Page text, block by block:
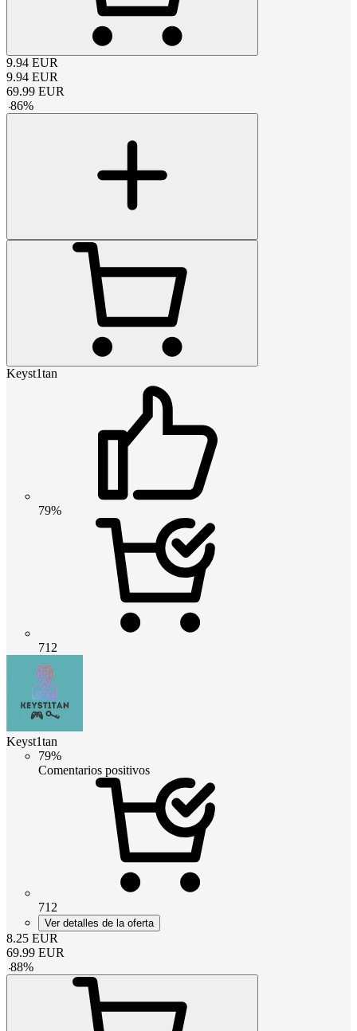
9.94 EUR
9.94 EUR
69.99 EUR
-86%
Keyst1tan
79%
712
Keyst1tan
79%
Comentarios positivos
712
Ver detalles de la oferta
8.25 EUR
69.99 EUR
-88%